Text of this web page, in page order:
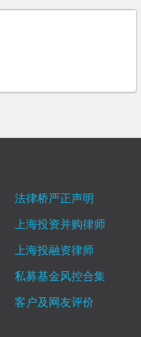
法律桥严正声明
上海投资并购律师
上海投融资律师
私募基金风控合集
客户及网友评价